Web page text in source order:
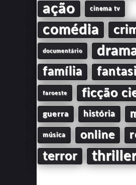
ação cinema tv
comédia
documentário
família
faroeste ficção
guerra história
música online
terror